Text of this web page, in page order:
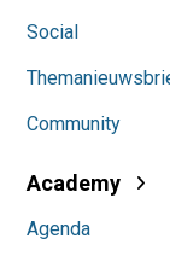
Social
Community
Academy
Agenda